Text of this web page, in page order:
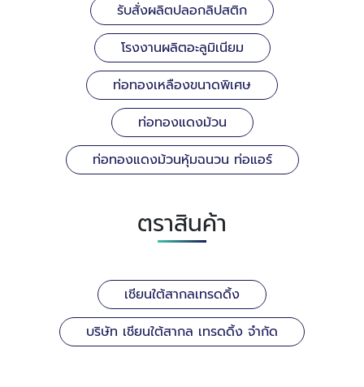
รับสั่งผลิตปลอกลิปสติก
โรงงานผลิตอะลูมิเนียม
ท่อทองเหลืองขนาดพิเศษ
ท่อทองแดงม้วน
ท่อทองแดงม้วนหุ้มฉนวน ท่อแอร์
ตราสินค้า
เชียนใต้สากลเทรดดิ้ง
บริษัท เชียนใต้สากล เทรดดิ้ง จำกัด